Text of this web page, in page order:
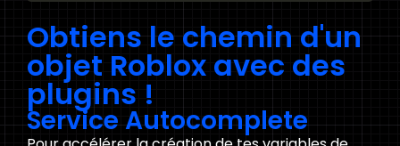
Obtiens le chemin d'un
objet Roblox avec des
plugins !
Service Autocomplete